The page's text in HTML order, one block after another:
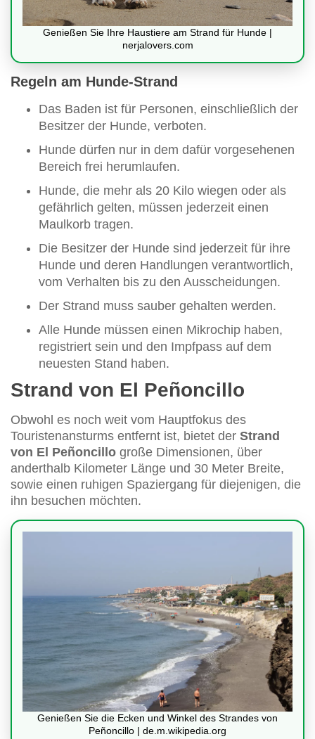
Genießen Sie Ihre Haustiere am Strand für Hunde |
nerjalovers.com
Regeln am Hunde-Strand
Das Baden ist für Personen, einschließlich der
Besitzer der Hunde, verboten.
Hunde dürfen nur in dem dafür vorgesehenen
Bereich frei herumlaufen.
Hunde, die mehr als 20 Kilo wiegen oder als
gefährlich gelten, müssen jederzeit einen
Maulkorb tragen.
Die Besitzer der Hunde sind jederzeit für ihre
Hunde und deren Handlungen verantwortlich,
vom Verhalten bis zu den Ausscheidungen.
Der Strand muss sauber gehalten werden.
Alle Hunde müssen einen Mikrochip haben,
registriert sein und den Impfpass auf dem
neuesten Stand haben.
Strand von El Peñoncillo
Obwohl es noch weit vom Hauptfokus des
Touristenansturms entfernt ist, bietet der Strand
von El Peñoncillo große Dimensionen, über
anderthalb Kilometer Länge und 30 Meter Breite,
sowie einen ruhigen Spaziergang für diejenigen, die
ihn besuchen möchten.
Genießen Sie die Ecken und Winkel des Strandes von
Peñoncillo | de.m.wikipedia.org